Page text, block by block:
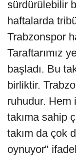
sürdürülebilir
haftalarda
Trabzonspor
Taraftarımız
başladı. Bu
birliktir.
ruhudur. Hem
takıma sahip
takım da çok
oynuyor"